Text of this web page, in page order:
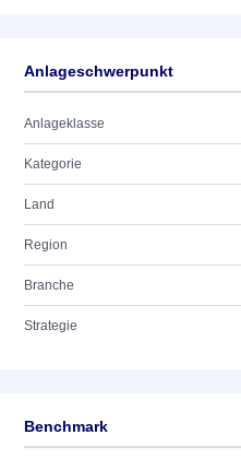
Anlageschwerpunkt
Anlageklasse
Kategorie
Land
Region
Branche
Strategie
Benchmark